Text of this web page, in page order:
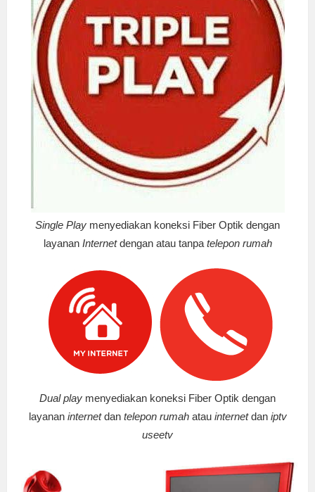
Single Play menyediakan koneksi Fiber Optik dengan
layanan Internetdengan atau tanpa telepon rumah
Dual play menyediakan koneksi Fiber Optik dengan
layanan internetdan telepon rumahatau internetdan iptv
useetv